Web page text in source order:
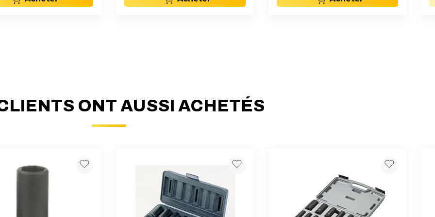
ONT AUSSI ACHETÉS